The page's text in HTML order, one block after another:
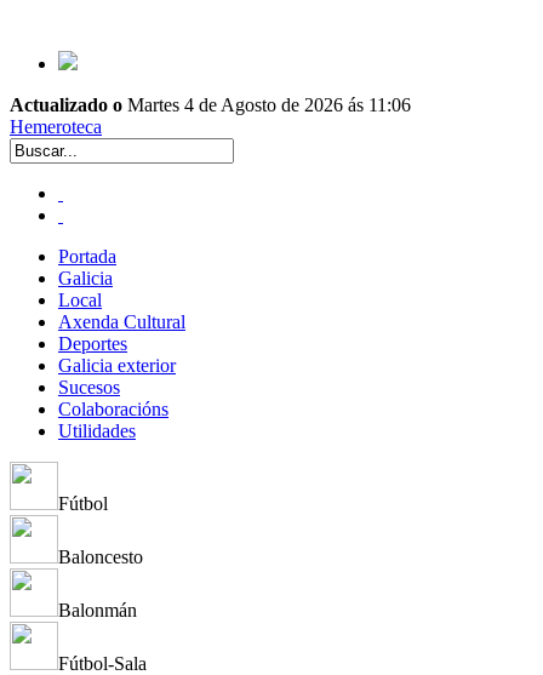
Actualizado o Martes 4 de Agosto de 2026 ás 11:06
Hemeroteca
Portada
Galicia
Local
Axenda Cultural
Deportes
Galicia exterior
Sucesos
Colaboracións
Utilidades
Fútbol
Baloncesto
Balonmán
Fútbol-Sala